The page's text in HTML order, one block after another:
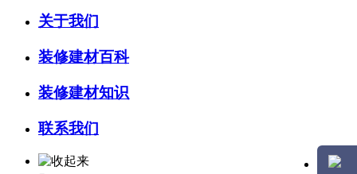
关于我们
装修建材百科
装修建材知识
联系我们